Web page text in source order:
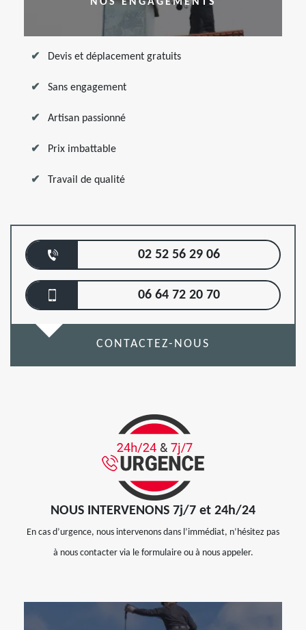
Devis et déplacement gratuits
Sans engagement
Artisan passionné
Prix imbattable
Travail de qualité
02 52 56 29 06
06 64 72 20 70
CONTACTEZ-NOUS
NOUS INTERVENONS 7j/7 et 24h/24
En cas d’urgence, nous intervenons dans l’immédiat, n’hésitez pas
à nous contacter via le formulaire ou à nous appeler.